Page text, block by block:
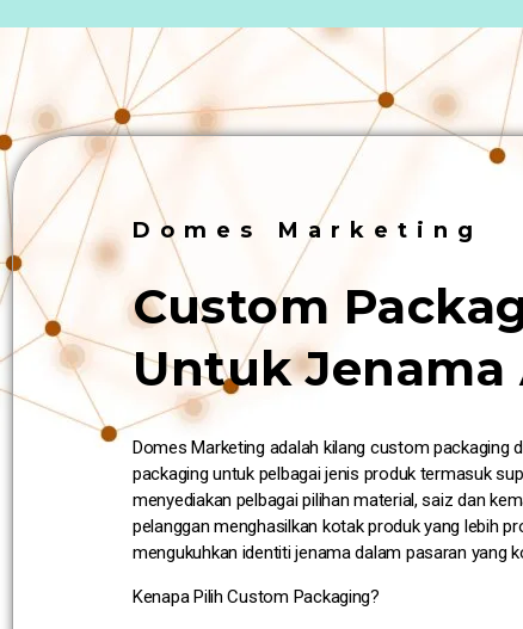
Domes Marketing
Custom
Untuk Jenama
Domes Marketing adalah kilang custom packaging
packaging untuk pelbagai jenis produk termasuk
menyediakan pelbagai pilihan material, saiz dan
pelanggan menghasilkan kotak produk yang lebih
mengukuhkan identiti jenama dalam pasaran yang
Kenapa Pilih Custom Packaging?